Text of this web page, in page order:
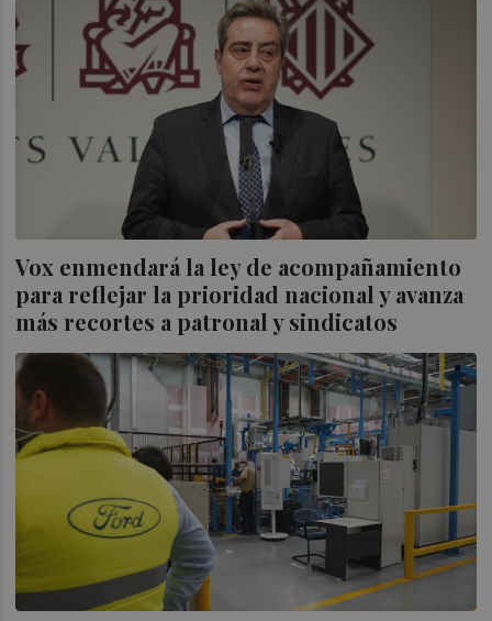
Vox enmendará la ley de acompañamiento
para reflejar la prioridad nacional y avanza
más recortes a patronal y sindicatos